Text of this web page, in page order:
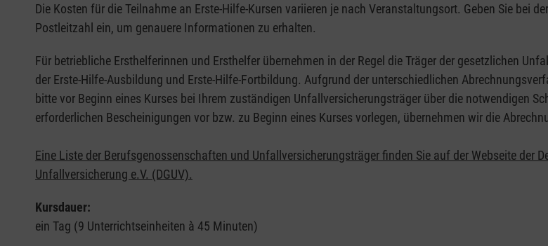
Die Kosten für die Teilnahme an Erste-Hilfe-Kursen variieren je nach Veranstaltungsort. Geben Sie bei der
Postleitzahl ein, um genauere Informationen zu erhalten.
Für betriebliche Ersthelferinnen und Ersthelfer übernehmen in der Regel die Träger der gesetzlichen
der Erste-Hilfe-Ausbildung und Erste-Hilfe-Fortbildung. Aufgrund der unterschiedlichen
bitte vor Beginn eines Kurses bei Ihrem zuständigen Unfallversicherungsträger über die notwendigen
erforderlichen Bescheinigungen vor bzw. zu Beginn eines Kurses vorlegen, übernehmen wir die
Eine Liste der Berufsgenossenschaften und Unfallversicherungsträger finden Sie auf der Webseite der
Unfallversicherung e.V. (DGUV).
Kursdauer:
ein Tag (9 Unterrichtseinheiten à 45 Minuten)